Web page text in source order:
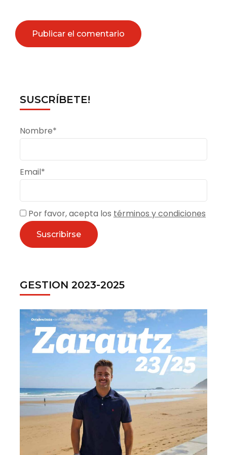
SUSCRÍBETE!
Nombre*
Email*
Por favor, acepta los términos y condiciones
GESTION 2023-2025